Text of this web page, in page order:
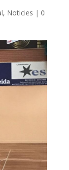
, Noticies | 0